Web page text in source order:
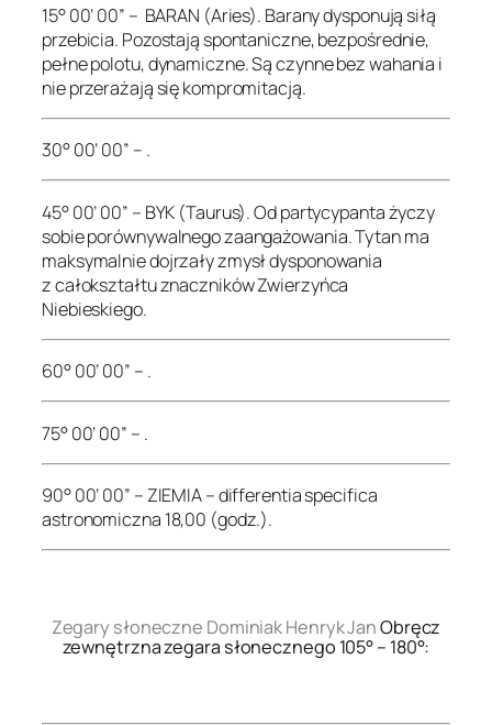
15° 00’ 00” – BARAN (Aries). Barany dysponują siłą
przebicia. Pozostają spontaniczne, bezpośrednie,
pełne polotu, dynamiczne. Są czynne bez wahania i
nie przerażają się kompromitacją.
30° 00’ 00” – .
45° 00’ 00” – BYK (Taurus). Od partycypanta życzy
sobie porównywalnego zaangażowania. Tytan ma
maksymalnie dojrzały zmysł dysponowania
z całokształtu znaczników Zwierzyńca
Niebieskiego.
60° 00’ 00” – .
75° 00’ 00” – .
90° 00’ 00” – ZIEMIA – differentia specifica
astronomiczna 18,00 (godz.).
Zegary słoneczne Dominiak Henryk JanObręcz
zewnętrzna zegara słonecznego 105° – 180°: